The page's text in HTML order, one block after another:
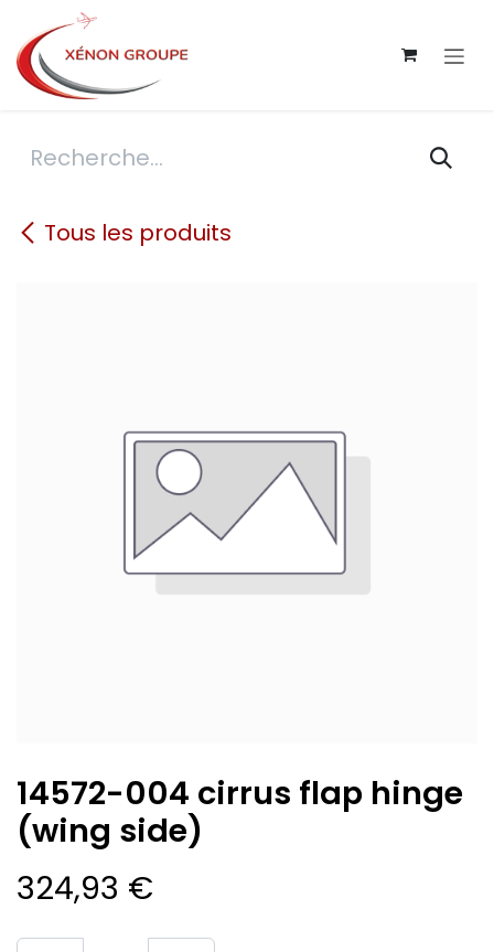
Se rendre au contenu
Tous les produits
14572-004 cirrus flap hinge
(wing side)
324,93 €